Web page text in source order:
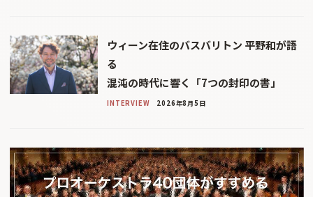
ウィーン在住のバスバリトン 平野和が語
る
混沌の時代に響く「7つの封印の書」
INTERVIEW 2026年8月5日